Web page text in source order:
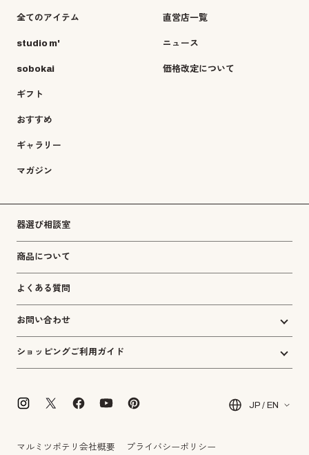
全てのアイテム
studio m'
sobokai
ギフト
おすすめ
ギャラリー
マガジン
直営店一覧
ニュース
価格改定について
器選び相談室
商品について
よくある質問
お問い合わせ
ショッピングご利用ガイド
JP / EN
マルミツポテリ会社概要 プライバシーポリシー